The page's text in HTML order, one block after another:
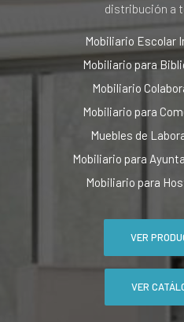
distribución a
Mobiliario Escolar
Mobiliario para
Mobiliario
Mobiliario para
Muebles de
Mobiliario para
Mobiliario para
VER
VER